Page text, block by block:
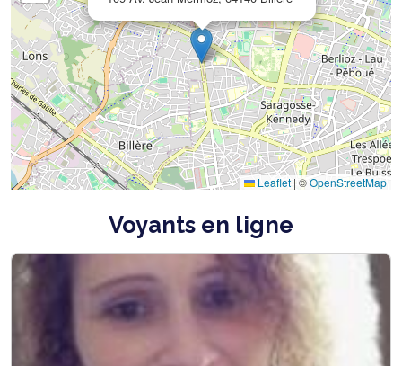
Leaflet | ©OpenStreetMap
Voyants en ligne